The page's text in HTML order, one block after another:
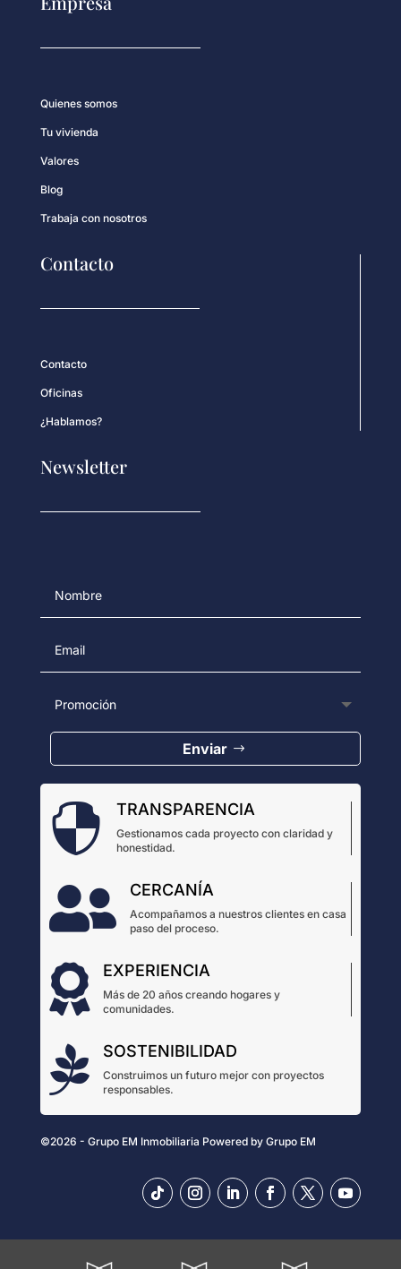
Quienes somos
Tu vivienda
Valores
Blog
Trabaja con nosotros
Contacto
Contacto
Oficinas
¿Hablamos?
Newsletter
Enviar
 TRANSPARENCIA
Gestionamos cada proyecto con claridad y
honestidad.
 CERCANÍA
Acompañamos a nuestros clientes en casa
paso del proceso.
 EXPERIENCIA
Más de 20 años creando hogares y
comunidades.
 SOSTENIBILIDAD
Construimos un futuro mejor con proyectos
responsables.
©2026 - Grupo EM Inmobiliaria Powered by Grupo EM